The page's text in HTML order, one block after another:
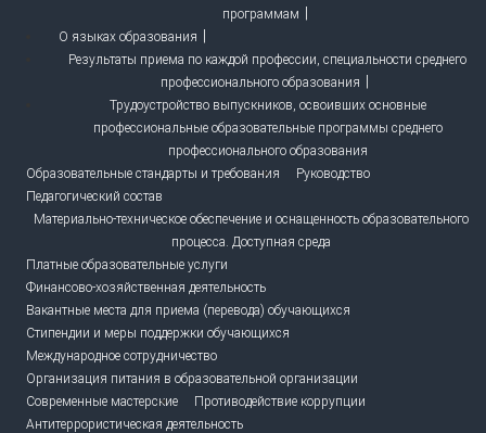
программам
О языках образования
Результаты приема по каждой профессии, специальности среднего
профессионального образования
Трудоустройство выпускников, освоивших основные
профессиональные образовательные программы среднего
профессионального образования
Образовательные стандарты и требования
Руководство
Педагогический состав
Материально-техническое обеспечение и оснащенность образовательного
процесса. Доступная среда
Платные образовательные услуги
Финансово-хозяйственная деятельность
Вакантные места для приема (перевода) обучающихся
Стипендии и меры поддержки обучающихся
Международное сотрудничество
Организация питания в образовательной организации
Современные мастерские
Противодействие коррупции
Антитеррористическая деятельность